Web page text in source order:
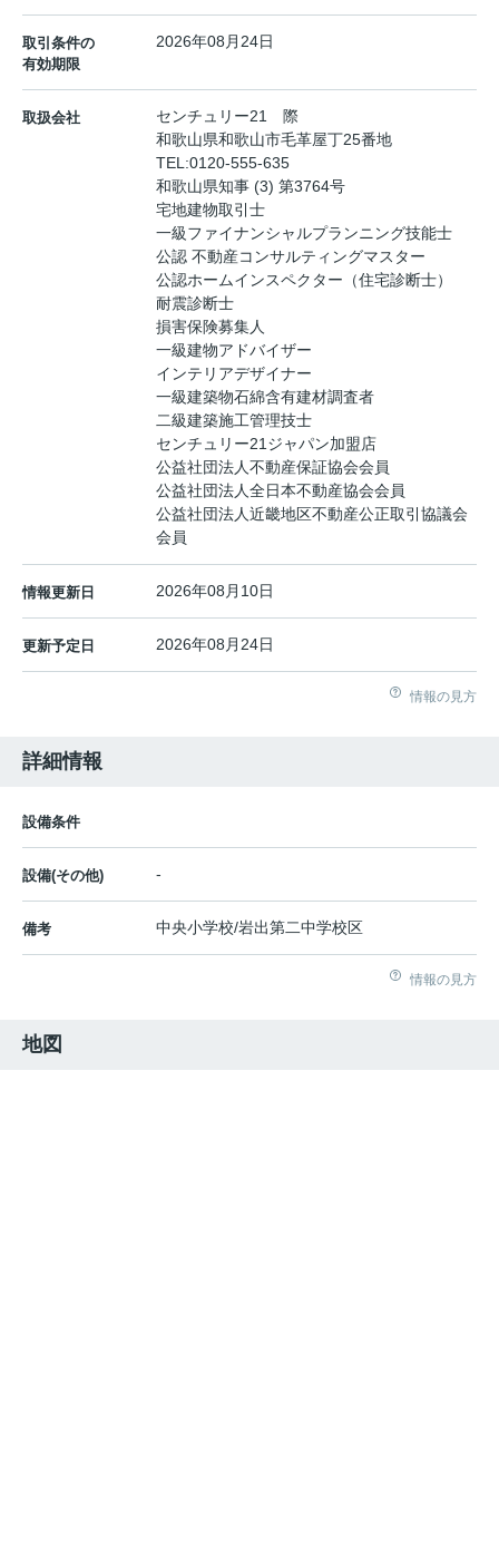
取引条件の
有効期限
2026年08月24日
取扱会社
センチュリー21 際
和歌山県和歌山市毛革屋丁25番地
TEL:0120-555-635
和歌山県知事 (3) 第3764号
宅地建物取引士
一級ファイナンシャルプランニング技能士
公認 不動産コンサルティングマスター
公認ホームインスペクター（住宅診断士）
耐震診断士
損害保険募集人
一級建物アドバイザー
インテリアデザイナー
一級建築物石綿含有建材調査者
二級建築施工管理技士
センチュリー21ジャパン加盟店
公益社団法人不動産保証協会会員
公益社団法人全日本不動産協会会員
公益社団法人近畿地区不動産公正取引協議会
会員
情報更新日 2026年08月10日
更新予定日 2026年08月24日
情報の見方
詳細情報
設備条件
設備(その他) -
備考 中央小学校/岩出第二中学校区
情報の見方
地図